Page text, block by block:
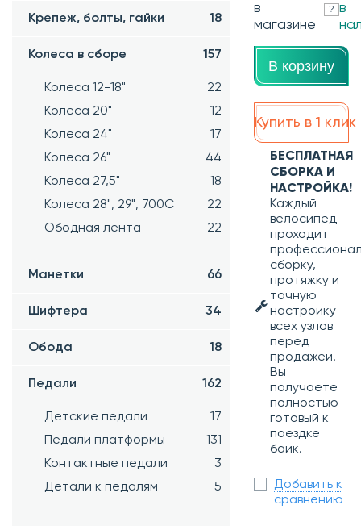
Крепеж, болты, гайки 18
Колеса в сборе 157
Колеса 12-18"
22
Колеса 20"
12
Колеса 24"
17
Колеса 26"
44
Колеса 27,5"
18
Колеса 28", 29", 700С
22
Ободная лента
22
Манетки 66
Шифтера 34
Обода 18
Педали 162
Детские педали
17
Педали платформы
131
Контактные педали
3
Детали к педалям
5
в
магазине
? в
В корзину
Купить в 1 клик
БЕСПЛАТНАЯ
СБОРКА И
НАСТРОЙКА!
Каждый
велосипед
проходит
сборку,
протяжку и
точную
настройку
всех узлов
перед
продажей.
Вы
получаете
полностью
готовый к
поездке
байк.
Добавить к
сравнению